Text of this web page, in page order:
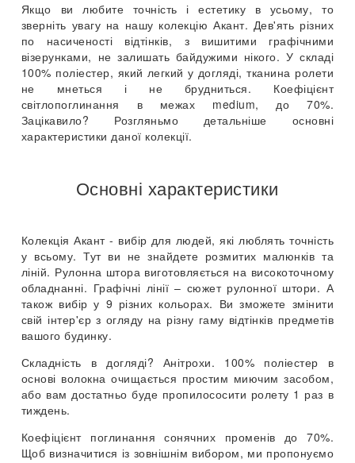
Якщо ви любите точність і естетику в усьому, то
зверніть увагу на нашу колекцію Акант. Дев'ять різних
по насиченості відтінків, з вишитими графічними
візерунками, не залишать байдужими нікого. У складі
100% поліестер, який легкий у догляді, тканина ролети
не мнеться і не брудниться. Коефіцієнт
світлопоглинання в межах medium, до 70%.
Зацікавило? Розгляньмо детальніше основні
характеристики даної колекції.
Основні характеристики
Колекція Акант - вибір для людей, які люблять точність
у всьому. Тут ви не знайдете розмитих малюнків та
ліній. Рулонна штора виготовляється на високоточному
обладнанні. Графічні лінії – сюжет рулонної штори. А
також вибір у 9 різних кольорах. Ви зможете змінити
свій інтер'єр з огляду на різну гаму відтінків предметів
вашого будинку.
Складність в догляді? Анітрохи. 100% поліестер в
основі волокна очищається простим миючим засобом,
або вам достатньо буде пропилососити ролету 1 раз в
тиждень.
Коефіцієнт поглинання сонячних променів до 70%.
Щоб визначитися із зовнішнім вибором, ми пропонуємо